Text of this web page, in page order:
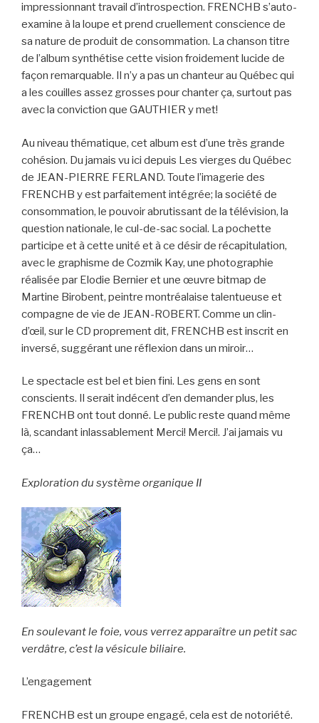
impressionnant travail d’introspection. FRENCHB s’auto-
examine à la loupe et prend cruellement conscience de
sa nature de produit de consommation. La chanson titre
de l’album synthétise cette vision froidement lucide de
façon remarquable. Il n’y a pas un chanteur au Québec qui
a les couilles assez grosses pour chanter ça, surtout pas
avec la conviction que GAUTHIER y met!
Au niveau thématique, cet album est d’une très grande
cohésion. Du jamais vu ici depuis Les vierges du Québec
de JEAN-PIERRE FERLAND. Toute l’imagerie des
FRENCHB y est parfaitement intégrée; la société de
consommation, le pouvoir abrutissant de la télévision, la
question nationale, le cul-de-sac social. La pochette
participe et à cette unité et à ce désir de récapitulation,
avec le graphisme de Cozmik Kay, une photographie
réalisée par Elodie Bernier et une œuvre bitmap de
Martine Birobent, peintre montréalaise talentueuse et
compagne de vie de JEAN-ROBERT. Comme un clin-
d’œil, sur le CD proprement dit, FRENCHB est inscrit en
inversé, suggérant une réflexion dans un miroir…
Le spectacle est bel et bien fini. Les gens en sont
conscients. Il serait indécent d’en demander plus, les
FRENCHB ont tout donné. Le public reste quand même
là, scandant inlassablement Merci! Merci!. J’ai jamais vu
ça…
Exploration du système organique II
En soulevant le foie, vous verrez apparaître un petit sac
verdâtre, c’est la vésicule biliaire.
L’engagement
FRENCHB est un groupe engagé, cela est de notoriété.